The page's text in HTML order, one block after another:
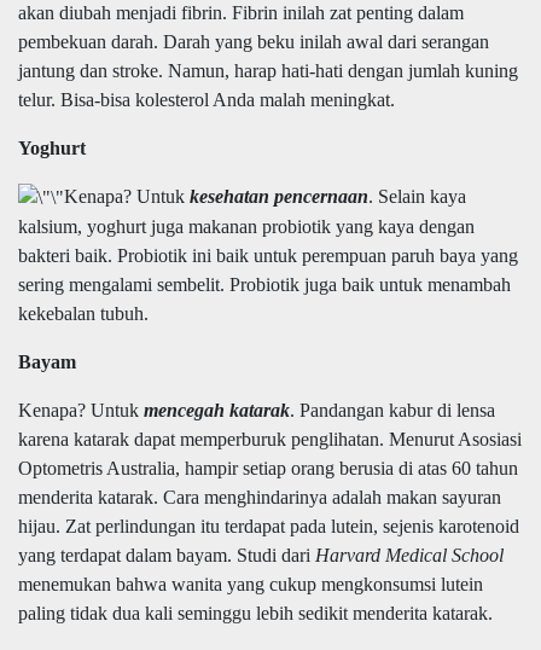
akan diubah menjadi fibrin. Fibrin inilah zat penting dalam
pembekuan darah. Darah yang beku inilah awal dari serangan
jantung dan stroke. Namun, harap hati-hati dengan jumlah kuning
telur. Bisa-bisa kolesterol Anda malah meningkat.
Yoghurt
Kenapa? Untuk kesehatan pencernaan. Selain kaya
kalsium, yoghurt juga makanan probiotik yang kaya dengan
bakteri baik. Probiotik ini baik untuk perempuan paruh baya yang
sering mengalami sembelit. Probiotik juga baik untuk menambah
kekebalan tubuh.
Bayam
Kenapa? Untuk mencegah katarak. Pandangan kabur di lensa
karena katarak dapat memperburuk penglihatan. Menurut Asosiasi
Optometris Australia, hampir setiap orang berusia di atas 60 tahun
menderita katarak. Cara menghindarinya adalah makan sayuran
hijau. Zat perlindungan itu terdapat pada lutein, sejenis karotenoid
yang terdapat dalam bayam. Studi dari Harvard Medical School
menemukan bahwa wanita yang cukup mengkonsumsi lutein
paling tidak dua kali seminggu lebih sedikit menderita katarak.